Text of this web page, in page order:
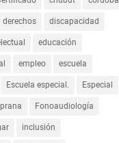
derechos discapacidad
educación
empleo escuela
Escuela especial. Especial
Fonoaudiología
inclusión